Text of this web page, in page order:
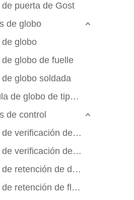
puerta de Gost
de globo
globo
globo de fuelle
globo soldada
Y Válvula de globo de tipo Y
de control
Válvula de verificación de swing
Válvula de verificación de elevación
Válvula de retención de doble aleta
Válvula de retención de flujo axial